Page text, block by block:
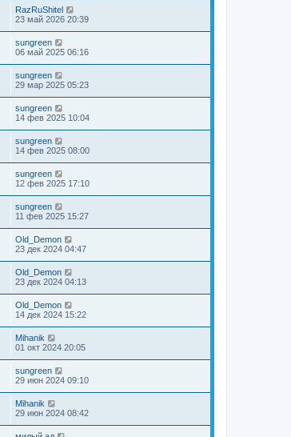
RazRuShitel
23 май 2026 20:39
sungreen
06 май 2025 06:16
sungreen
29 мар 2025 05:23
sungreen
14 фев 2025 10:04
sungreen
14 фев 2025 08:00
sungreen
12 фев 2025 17:10
sungreen
11 фев 2025 15:27
Old_Demon
23 дек 2024 04:47
Old_Demon
23 дек 2024 04:13
Old_Demon
14 дек 2024 15:22
Mihanik
01 окт 2024 20:05
sungreen
29 июн 2024 09:10
Mihanik
29 июн 2024 08:42